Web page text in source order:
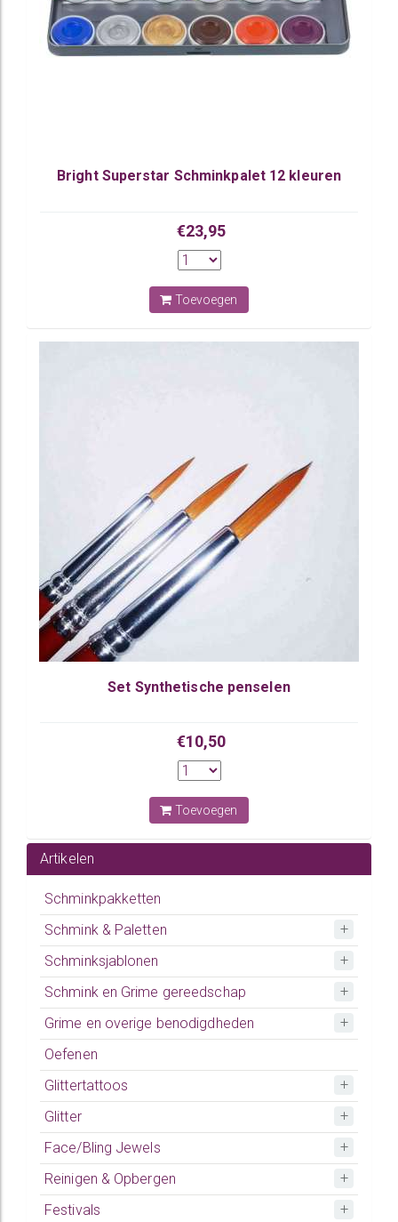
Bright Superstar Schminkpalet 12 kleuren
€23,95
Toevoegen
Set Synthetische penselen
€10,50
Toevoegen
Artikelen
Schminkpakketten
Schmink & Paletten
Schminksjablonen
Schmink en Grime gereedschap
Grime en overige benodigdheden
Oefenen
Glittertattoos
Glitter
Face/Bling Jewels
Reinigen & Opbergen
Festivals